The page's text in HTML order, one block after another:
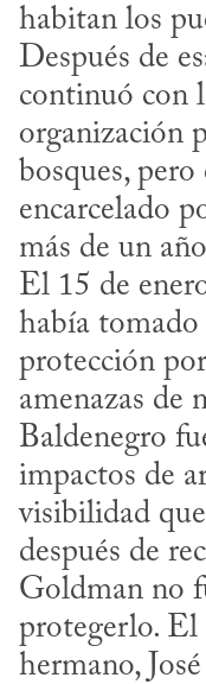
habitan los
Después de
continuó con
organización
bosques,
encarcelado
más de un
El 15 de
había tomado
protección
amenazas de
Baldenegro
impactos de
visibilidad
después de
Goldman no
protegerlo. El
hermano,